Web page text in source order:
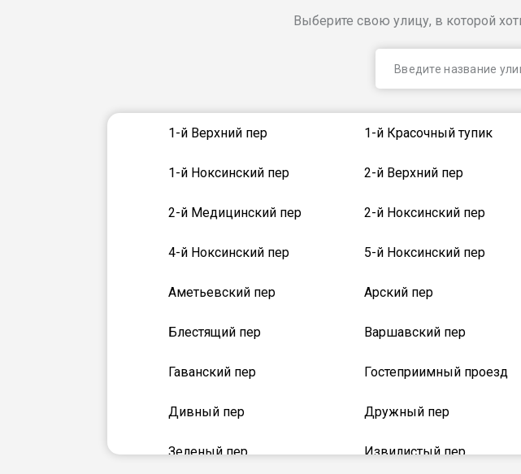
Выберите свою улицу, в которой
1-й Верхний пер 1-й Красочный тупик
1-й Ноксинский пер 2-й Верхний пер
2-й Медицинский пер 2-й Ноксинский пер
4-й Ноксинский пер 5-й Ноксинский пер
Аметьевский пер Арский пер
Блестящий пер Варшавский пер
Гаванский пер Гостеприимный проезд
Дивный пер Дружный пер
Зеленый пер Извилистый пер